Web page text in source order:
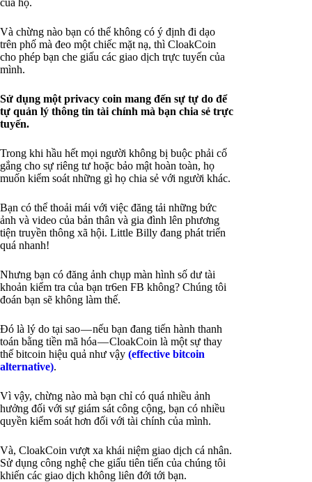
của họ.
Và chừng nào bạn có thể không có ý định đi dạo
trên phố mà đeo một chiếc mặt nạ, thì CloakCoin
cho phép bạn che giấu các giao dịch trực tuyến của
mình.
Sử dụng một privacy coin mang đến sự tự do để
tự quản lý thông tin tài chính mà bạn chia sẻ trực
tuyến.
Trong khi hầu hết mọi người không bị buộc phải cố
gắng cho sự riêng tư hoặc bảo mật hoàn toàn, họ
muốn kiểm soát những gì họ chia sẻ với người khác.
Bạn có thể thoải mái với việc đăng tải những bức
ảnh và video của bản thân và gia đình lên phương
tiện truyền thông xã hội. Little Billy đang phát triển
quá nhanh!
Nhưng bạn có đăng ảnh chụp màn hình số dư tài
khoản kiểm tra của bạn tr6en FB không? Chúng tôi
đoán bạn sẽ không làm thế.
Đó là lý do tại sao — nếu bạn đang tiến hành thanh
toán bằng tiền mã hóa — CloakCoin là một sự thay
thế bitcoin hiệu quả như vậy (effective bitcoin
alternative).
Vì vậy, chừng nào mà bạn chỉ có quá nhiều ảnh
hưởng đối với sự giám sát công cộng, bạn có nhiều
quyền kiểm soát hơn đối với tài chính của mình.
Và, CloakCoin vượt xa khái niệm giao dịch cá nhân.
Sử dụng công nghệ che giấu tiên tiến của chúng tôi
khiến các giao dịch không liên đới tới bạn.